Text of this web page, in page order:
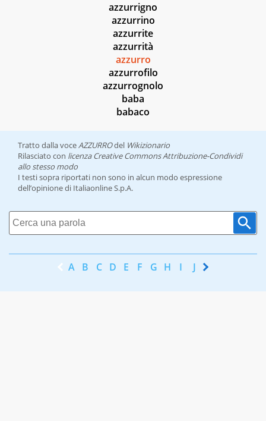
azzurrigno
azzurrino
azzurrite
azzurrità
azzurro
azzurrofilo
azzurrognolo
baba
babaco
Tratto dalla voceAZZURROdel Wikizionario
Rilasciato con licenza Creative Commons Attribuzione-Condividi
allo stesso modo
I testi sopra riportati non sono in alcun modo espressione
dell’opinione di Italiaonline S.p.A.
A B C D E F G H I J K